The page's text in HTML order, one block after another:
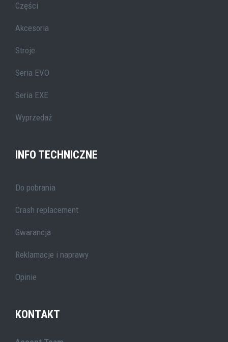
Części
Akcesoria
Stroje
Seria EVO
Seria EXE
Wyprzedaż
INFO TECHNICZNE
Do pobrania
Crash replacement
Gwarancja
Reklamacje i naprawy
Opinie
KONTAKT